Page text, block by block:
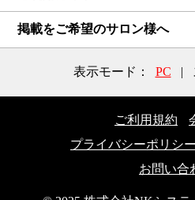
掲載をご希望のサロン様へ
表示モード： PC |
ご利用規約
プライバシーポリシー
お問い合